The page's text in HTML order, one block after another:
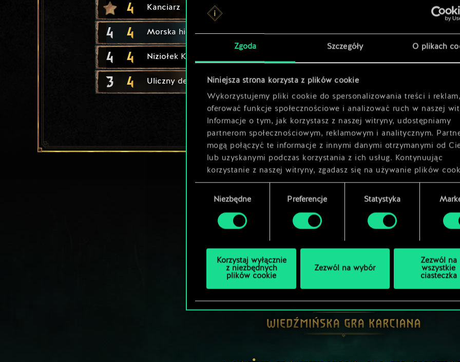
Zgoda Szczegóły O plikach
Niniejsza strona korzysta z plików cookie
Wykorzystujemy pliki cookie do spersonalizowania treści i
oferować funkcje społecznościowe i analizować ruch w naszej
Informacje o tym, jak korzystasz z naszej witryny, udostępniamy
partnerom społecznościowym, reklamowym i analitycznym.
mogą połączyć te informacje z innymi danymi otrzymanymi od
lub uzyskanymi podczas korzystania z ich usług. Kontynuując
korzystanie z naszej witryny, zgadasz się na używanie plików
zgodyNiezbędne Preferencje Statystyka
Korzystaj wyłącznie
z niezbędnych
plików cookie
Zezwól na wybór
Zezwól na
wszystkie
ciasteczka
4 Kanciarz
4 4 Morska hiena x2
4 4 Niziołek Kasiarz
3 4 Uliczny dealer